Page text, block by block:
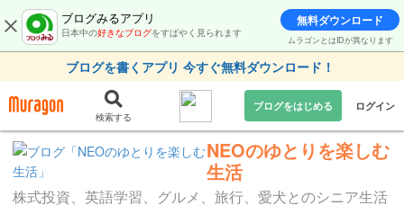
ブログみるアプリ
日本中の好きなブログをすばやく見られます
無料ダウンロード
ムラゴンとはIDが異なります
ブログを書くアプリ 今すぐ無料ダウンロード！
検索する
ブログをはじめる ログイン
NEOのゆとりを楽しむ
生活
株式投資、英語学習、グルメ、旅行、愛犬とのシニア生活